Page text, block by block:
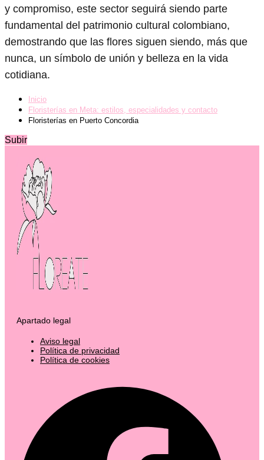
y compromiso, este sector seguirá siendo parte
fundamental del patrimonio cultural colombiano,
demostrando que las flores siguen siendo, más que
nunca, un símbolo de unión y belleza en la vida
cotidiana.
Inicio
Floristerías en Meta: estilos, especialidades y contacto
Floristerías en Puerto Concordia
Subir
Apartado legal
Aviso legal
Política de privacidad
Política de cookies